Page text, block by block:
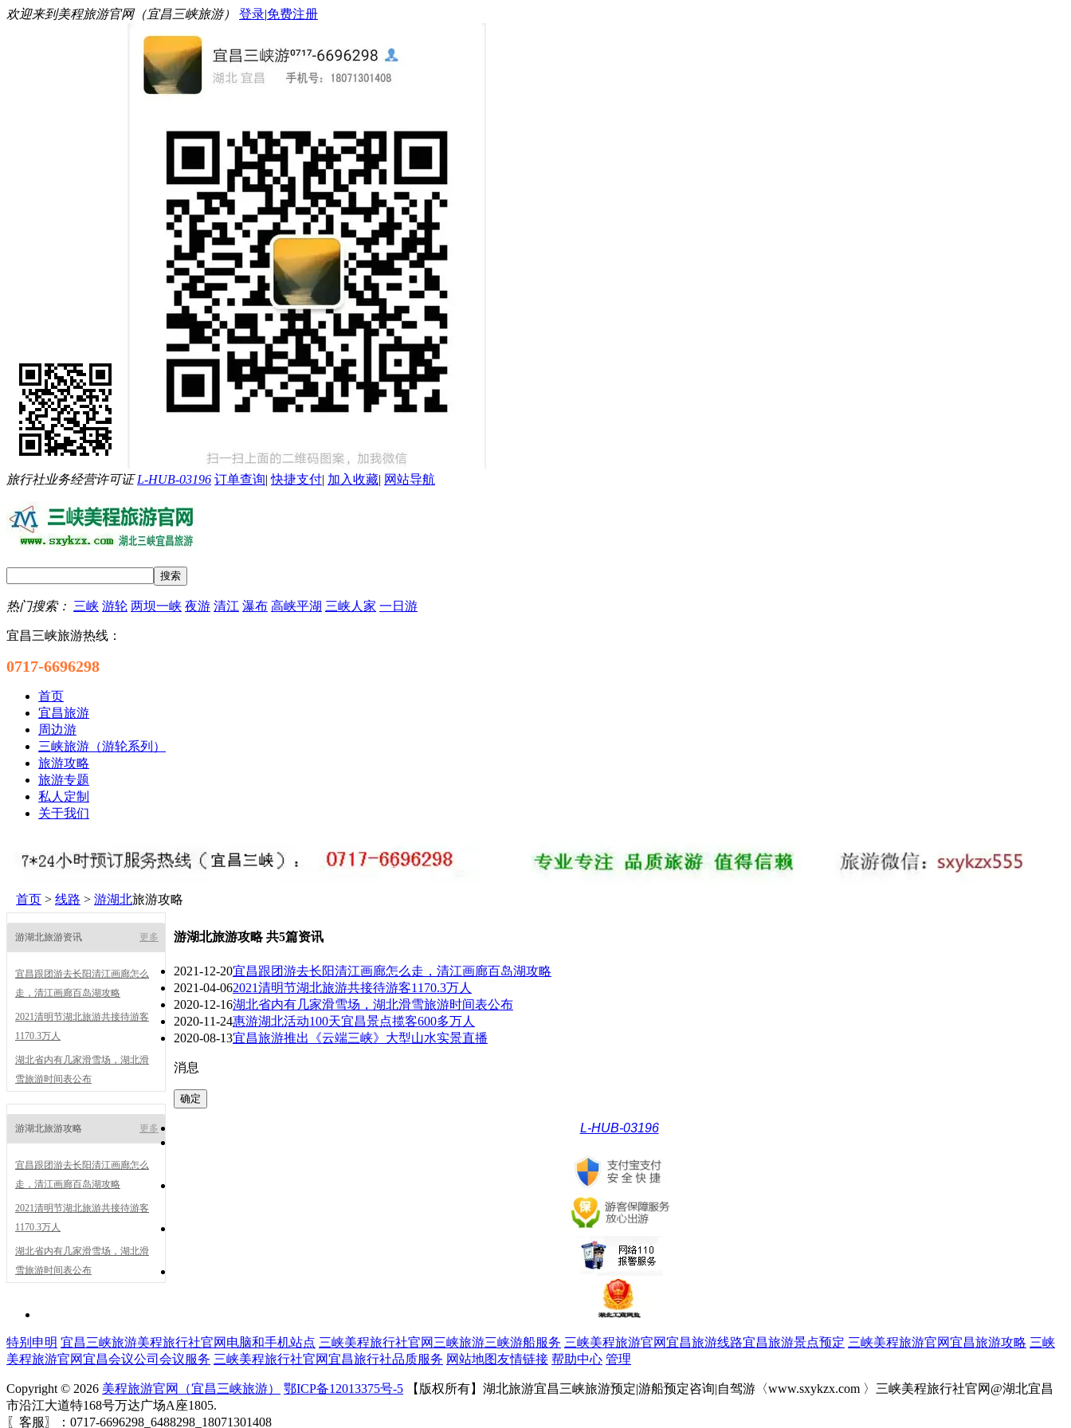
欢迎来到美程旅游官网（宜昌三峡旅游） 登录|免费注册
旅行社业务经营许可证L-HUB-03196 订单查询|快捷支付| 加入收藏| 网站导航
热门搜索： 三峡 游轮 两坝一峡 夜游 清江 瀑布 高峡平湖 三峡人家 一日游
宜昌三峡旅游热线：
0717-6696298
首页
宜昌旅游
周边游
三峡旅游（游轮系列）
旅游攻略
旅游专题
私人定制
关于我们
首页 > 线路 > 游湖北旅游攻略
游湖北旅游资讯 更多
宜昌跟团游去长阳清江画廊怎么
走，清江画廊百岛湖攻略
2021清明节湖北旅游共接待游客
1170.3万人
湖北省内有几家滑雪场，湖北滑
雪旅游时间表公布
游湖北旅游攻略 更多
宜昌跟团游去长阳清江画廊怎么
走，清江画廊百岛湖攻略
2021清明节湖北旅游共接待游客
1170.3万人
湖北省内有几家滑雪场，湖北滑
雪旅游时间表公布
游湖北旅游攻略 共5篇资讯
2021-12-20宜昌跟团游去长阳清江画廊怎么走，清江画廊百岛湖攻略
2021-04-062021清明节湖北旅游共接待游客1170.3万人
2020-12-16湖北省内有几家滑雪场，湖北滑雪旅游时间表公布
2020-11-24惠游湖北活动100天宜昌景点揽客600多万人
2020-08-13宜昌旅游推出《云端三峡》大型山水实景直播
消息
L-HUB-03196
特别申明 宜昌三峡旅游美程旅行社官网电脑和手机站点 三峡美程旅行社官网三峡旅游三峡游船服务 三峡美程旅游官网宜昌旅游线路宜昌旅游景点预定 三峡美程旅游官网宜昌旅游攻略 三峡
美程旅游官网宜昌会议公司会议服务 三峡美程旅行社官网宜昌旅行社品质服务 网站地图友情链接 帮助中心 管理
Copyright © 2026 美程旅游官网（宜昌三峡旅游） 鄂ICP备12013375号-5 【版权所有】湖北旅游宜昌三峡旅游预定|游船预定咨询|自驾游〈www.sxykzx.com 〉三峡美程旅行社官网@湖北宜昌
市沿江大道特168号万达广场A座1805.
〖客服〗：0717-6696298_6488298_18071301408